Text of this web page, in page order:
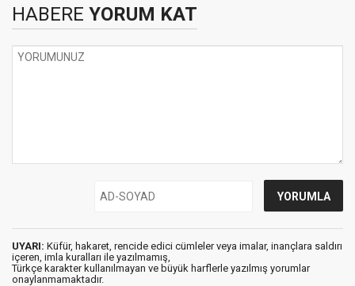
HABERE YORUM KAT
UYARI: Küfür, hakaret, rencide edici cümleler veya imalar, inançlara saldırı
içeren, imla kuralları ile yazılmamış,
Türkçe karakter kullanılmayan ve büyük harflerle yazılmış yorumlar
onaylanmamaktadır.